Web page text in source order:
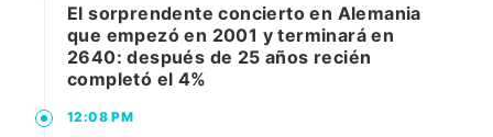
El sorprendente concierto en Alemania
que empezó en 2001 y terminará en
2640: después de 25 años recién
completó el 4%
12:08 PM